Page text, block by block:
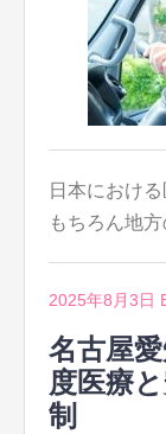
日本におけ
もちろん地方
2025年8月3日
名古屋
度医療
制